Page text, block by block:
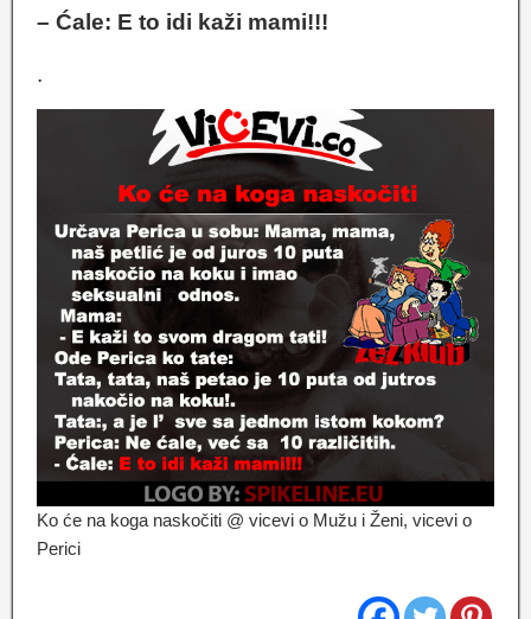
– Ćale: E to idi kaži mami!!!
.
Ko će na koga naskočiti @ vicevi o Mužu i Ženi, vicevi o
Perici